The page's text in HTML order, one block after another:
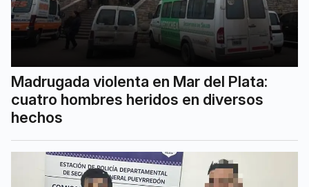
Madrugada violenta en Mar del Plata:
cuatro hombres heridos en diversos
hechos